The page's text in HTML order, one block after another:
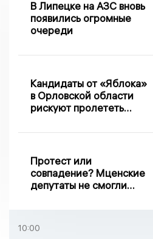
В Липецке на АЗС вновь
появились огромные
очереди
Кандидаты от «Яблока»
в Орловской области
рискуют пролететь
Протест или
совпадение? Мценские
депутаты не смогли
10:00